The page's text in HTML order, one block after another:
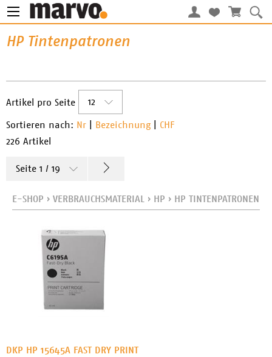
HP Tintenpatronen
Artikel pro Seite 12
Sortieren nach: Nr Bezeichnung
CHF
226 Artikel
Seite 1 / 19
E-SHOP › VERBRAUCHSMATERIAL › HP › HP TINTENPATRONEN
DKP HP 15645A FAST DRY PRINT